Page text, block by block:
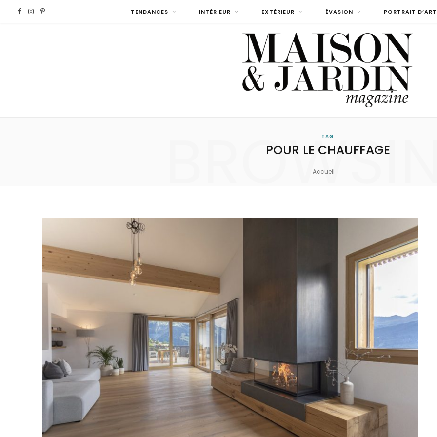
F I P TENDANCES INTÉRIEUR EXTÉRIEUR ÉVASION PORTRAIT
TAG
POUR LE CHAUFFAGE
Accueil